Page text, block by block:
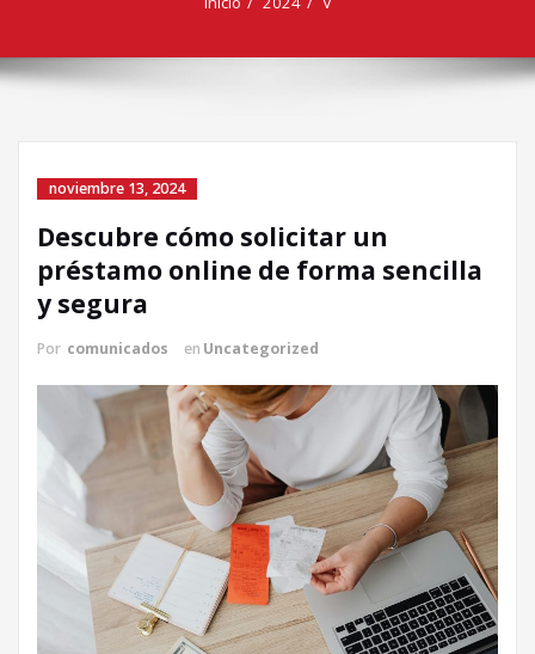
noviembre 13, 2024
Descubre cómo solicitar un
préstamo online de forma sencilla
y segura
Por comunicados en Uncategorized